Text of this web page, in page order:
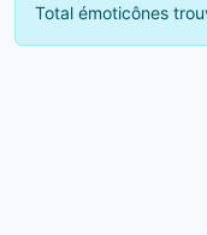
Total émoticônes